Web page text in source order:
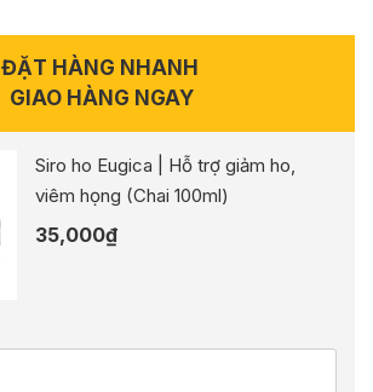
ĐẶT HÀNG NHANH
GIAO HÀNG NGAY
Siro ho Eugica | Hỗ trợ giảm ho,
viêm họng (Chai 100ml)
35,000₫